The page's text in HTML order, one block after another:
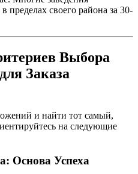
пределах своего района за 30-
Выбора
Заказа
и найти тот самый,
на следующие
Основа Успеха